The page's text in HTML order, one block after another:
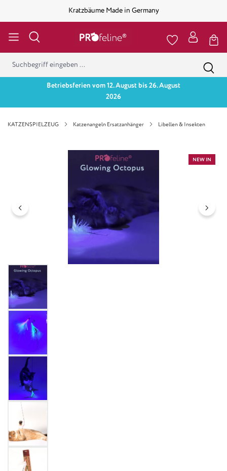
Kratzbäume Made in Germany
Betriebsferien vom 12. August bis 26. August
2026
KATZENSPIELZEUG Katzenangeln Ersatzanhänger Libellen & Insekten
NEW IN